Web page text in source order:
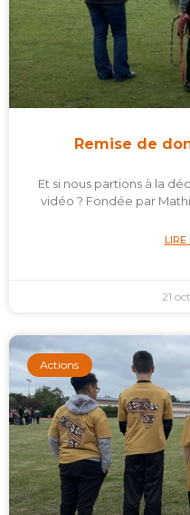
Remise de
Et si nous partions à la
vidéo ? Fondée par
LIRE
21
Actions